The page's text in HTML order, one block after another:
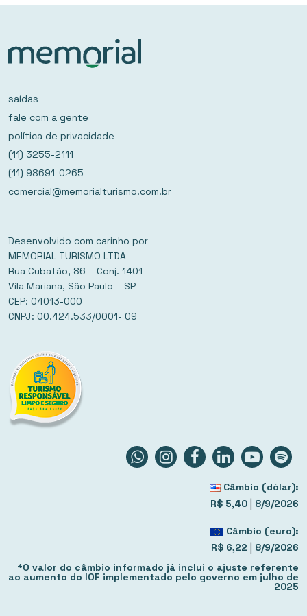
saídas
fale com a gente
política de privacidade
(11) 3255-2111
(11) 98691-0265
comercial@memorialturismo.com.br
Desenvolvido com carinho por
MEMORIAL TURISMO LTDA
Rua Cubatão, 86 – Conj. 1401
Vila Mariana, São Paulo – SP
CEP: 04013-000
CNPJ: 00.424.533/0001- 09
Câmbio (dólar):
R$ 5,40 | 8/9/2026
Câmbio (euro):
R$ 6,22 | 8/9/2026
*O valor do câmbio informado já inclui o ajuste referente
ao aumento do IOF implementado pelo governo em julho de
2025